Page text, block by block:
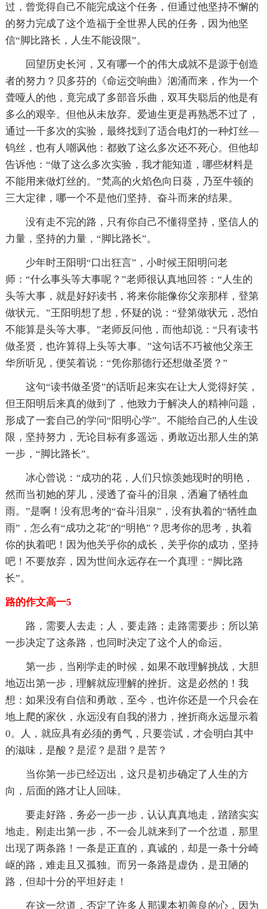
过，曾觉得自己不能完成这个任务，但通过他坚持不懈的
的努力完成了这个造福于全世界人民的任务，因为他坚
信“脚比路长，人生不能设限”。
回望历史长河，又有哪一个的伟大成就不是源于创造
者的努力？贝多芬的《命运交响曲》汹涌而来，作为一个
聋哑人的他，竟完成了多部音乐曲，双耳失聪后的他是有
多么的艰辛。但他从未放弃。爱迪生更是再熟悉不过了，
通过一千多次的实验，最终找到了适合电灯的一种灯丝—
钨丝，也有人嘲讽他：都败了这么多次还不死心。但他却
告诉他：“做了这么多次实验，我才能知道，哪些材料是
不能用来做灯丝的。”梵高的火焰色向日葵，乃至牛顿的
三大定律，哪一个不是他们坚持、奋斗而来的结果。
没有走不完的路，只有你自己不懂得坚持，坚信人的
力量，坚持的力量，“脚比路长”。
少年时王阳明“口出狂言”，小时候王阳明问老
师：“什么事头等大事呢？”老师很认真地回答：“人生的
头等大事，就是好好读书，将来你能像你父亲那样，登第
做状元。”王阳明想了想，怀疑的说：“登第做状元，恐怕
不能算是头等大事。”老师反问他，而他却说：“只有读书
做圣贤，也许算得上头等大事。”这句话不巧被他父亲王
华所听见，便笑着说：“凭你那德行还想做圣贤？”
这句“读书做圣贤”的话听起来实在让大人觉得好笑，
但王阳明后来真的做到了，他致力于解决人的精神问题，
形成了一套自己的学问“阳明心学”。不能给自己的人生设
限，坚持努力，无论目标有多遥远，勇敢迈出那人生的第
一步，“脚比路长”。
冰心曾说：“成功的花，人们只惊羡她现时的明艳，
然而当初她的芽儿，浸透了奋斗的泪泉，洒遍了牺牲血
雨。”是啊！没有思考的“奋斗泪泉”，没有执着的“牺牲血
雨”，怎么有“成功之花”的“明艳”？思考你的思考，执着
你的执着吧！因为他关乎你的成长，关乎你的成功，坚持
吧！不要放弃，因为世间永远存在一个真理：“脚比路
长”。
路的作文高一5
路，需要人去走；人，要走路；走路需要步；所以第
一步决定了这条路，也同时决定了这个人的命运。
第一步，当刚学走的时候，如果不敢理解挑战，大胆
地迈出第一步，理解就应理解的挫折。这是必然的！我
想：如果没有自信和勇敢，至今，也许你还是一个只会在
地上爬的家伙，永远没有自我的潜力，挫折商永远显示着
0。人，就应具有必须的勇气，只要尝试，才会明白其中
的滋味，是酸？是涩？是甜？是苦？
当你第一步已经迈出，这只是初步确定了人生的方
向，后面的路才让人回味。
要走好路，务必一步一步，认认真真地走，踏踏实实
地走。刚走出第一步，不一会儿就来到了一个岔道，那里
出现了两条路！一条是正直的，真诚的，却是一条十分崎
岖的路，难走且又孤独。而另一条路是虚伪，是丑陋的
路，但却十分的平坦好走！
在这一岔道，否定了许多人那课本初善良的心，因为